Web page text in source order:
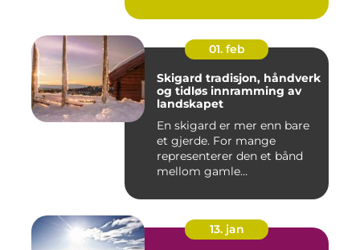
01. feb
Skigard tradisjon, håndverk
og tidløs innramming av
landskapet
En skigard er mer enn bare
et gjerde. For mange
representerer den et bånd
mellom gamle
13. jan